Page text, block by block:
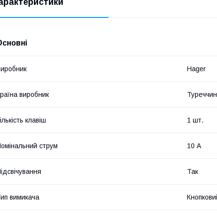
Hager
виробник
клавіш 1 шт.
струм 10 А
Так
вимикача